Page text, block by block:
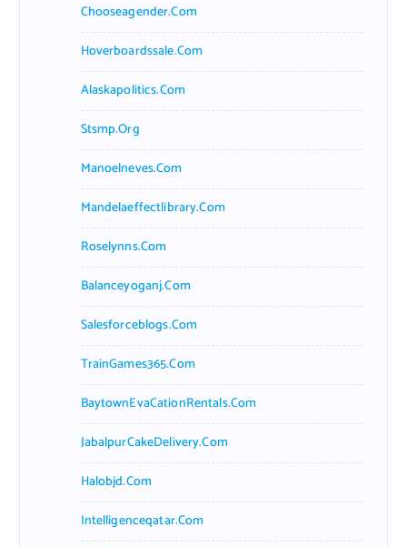
Chooseagender.com
Hoverboardssale.com
Alaskapolitics.com
Stsmp.org
Manoelneves.com
Mandelaeffectlibrary.com
Roselynns.com
Balanceyoganj.com
Salesforceblogs.com
TrainGames365.com
BaytownEvaCationRentals.com
JabalpurCakeDelivery.com
Halobjd.com
Intelligenceqatar.com